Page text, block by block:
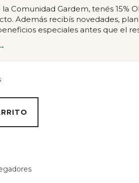
Comunidad Gardem, tenés 15%
Además recibís novedades,
especiales antes que el